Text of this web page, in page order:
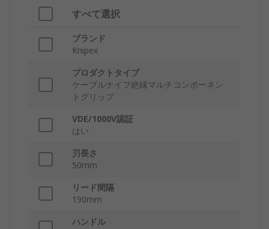
すべて選択
ブランド
Knipex
プロダクトタイプ
ケーブルナイフ絶縁マルチコンポーネン
トグリップ
VDE/1000V認証
はい
刃長さ
50mm
リード間隔
190mm
ハンドル